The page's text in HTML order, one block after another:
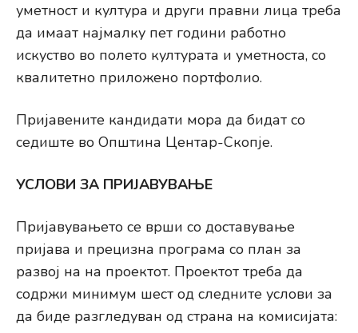
уметност и култура и други правни лица треба
да имаат најмалку пет години работно
искуство во полето културата и уметноста, со
квалитетно приложено портфолио.
Пријавените кандидати мора да бидат со
седиште во Општина Центар-Скопје.
УСЛОВИ ЗА ПРИЈАВУВАЊЕ
Пријавувањето се врши со доставување
пријава и прецизна програма со план за
развој на на проектот. Проектот треба да
содржи минимум шест од следните услови за
да биде разгледуван од страна на комисијата: